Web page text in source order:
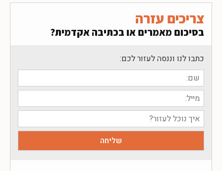
צריכים עזרה
בסיכום מאמרים או בכתיבה אקדמית?
כתבו לנו וננסה לעזור לכם: